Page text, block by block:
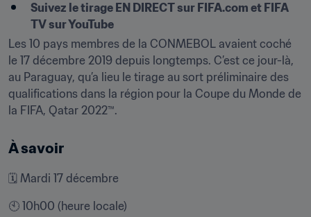
Suivez le tirage EN DIRECT sur FIFA.com et FIFA
TV sur YouTube
Les 10 pays membres de la CONMEBOL avaient coché
le 17 décembre 2019 depuis longtemps. C’est ce jour-là,
au Paraguay, qu’a lieu le tirage au sort préliminaire des
qualifications dans la région pour la Coupe du Monde de
la FIFA, Qatar 2022™.
À savoir
🗓 Mardi 17 décembre
🕙 10h00 (heure locale)